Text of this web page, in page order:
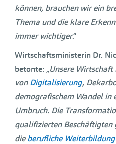
können, brauchen wir ein
Thema und die klare
immer wichtiger.“
Wirtschaftsministerin Dr.
betonte: „Unsere Wirtschaft
vonDigitalisierung,
demografischem Wandel in
Umbruch. Die
qualifizierten Beschäftigten
dieberufliche Weiterbildung